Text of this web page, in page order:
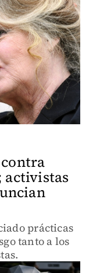
activistas
prácticas
tanto a los